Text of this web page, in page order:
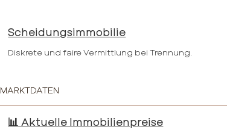
Scheidungsimmobilie
Diskrete und faire Vermittlung bei Trennung.
MARKTDATEN
📊 Aktuelle Immobilienpreise